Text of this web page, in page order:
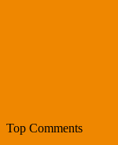
Top Comments